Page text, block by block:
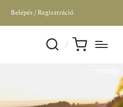
Belépés / Regisztráció